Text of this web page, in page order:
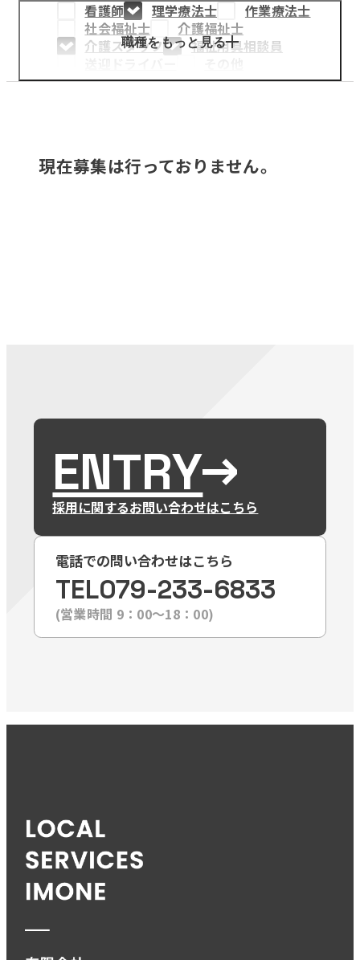
医療・介護事業
募集職種
看護師 理学療法士
作業療法士
社会福祉士
介護福祉士
介護スタッフ
福祉用具相談員
職種をもっと見る
現在募集は行っておりません。
ENTRY
採用に関するお問い合わせはこちら
電話での問い合わせはこちら
TEL079-233-6833
(営業時間 9：00〜18：00)